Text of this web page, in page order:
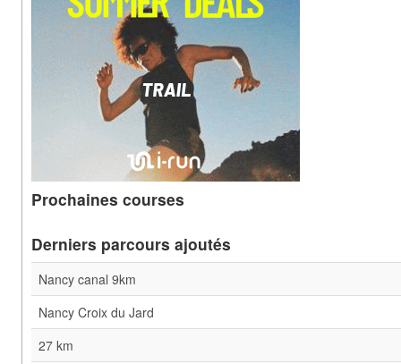
Prochaines courses
Derniers parcours ajoutés
Nancy canal 9km
Nancy Croix du Jard
27 km